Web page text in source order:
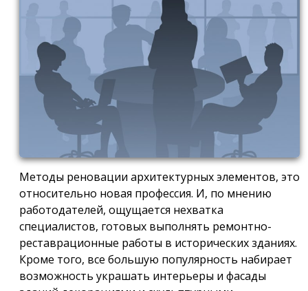
Методы реновации архитектурных элементов, это
относительно новая профессия. И, по мнению
работодателей, ощущается нехватка
специалистов, готовых выполнять ремонтно-
реставрационные работы в исторических зданиях.
Кроме того, все большую популярность набирает
возможность украшать интерьеры и фасады